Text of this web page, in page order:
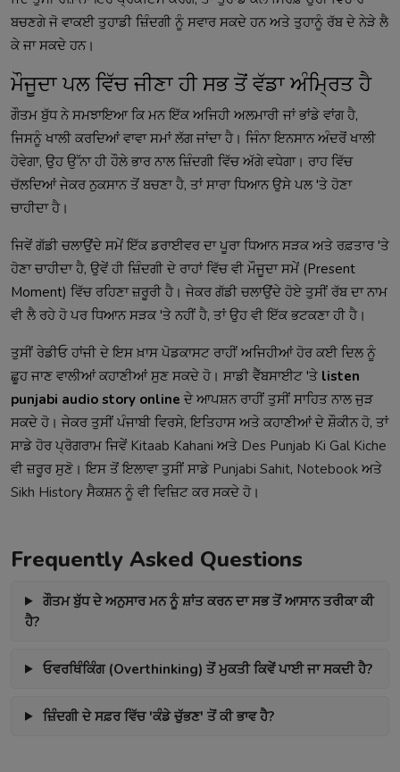
ਬਚਣਗੇ ਜੋ ਵਾਕਈ ਤੁਹਾਡੀ ਜ਼ਿੰਦਗੀ ਨੂੰ ਸਵਾਰ ਸਕਦੇ ਹਨ ਅਤੇ ਤੁਹਾਨੂੰ ਰੱਬ ਦੇ ਨੇੜੇ ਲੈ
ਕੇ ਜਾ ਸਕਦੇ ਹਨ।
ਮੌਜੂਦਾ ਪਲ ਵਿੱਚ ਜੀਣਾ ਹੀ ਸਭ ਤੋਂ ਵੱਡਾ ਅੰਮ੍ਰਿਤ ਹੈ
ਗੌਤਮ ਬੁੱਧ ਨੇ ਸਮਝਾਇਆ ਕਿ ਮਨ ਇੱਕ ਅਜਿਹੀ ਅਲਮਾਰੀ ਜਾਂ ਭਾਂਡੇ ਵਾਂਗ ਹੈ,
ਜਿਸਨੂੰ ਖਾਲੀ ਕਰਦਿਆਂ ਵਾਵਾ ਸਮਾਂ ਲੱਗ ਜਾਂਦਾ ਹੈ। ਜਿੰਨਾ ਇਨਸਾਨ ਅੰਦਰੋਂ ਖਾਲੀ
ਹੋਵੇਗਾ, ਉਹ ਉੱਨਾ ਹੀ ਹੌਲੇ ਭਾਰ ਨਾਲ ਜ਼ਿੰਦਗੀ ਵਿੱਚ ਅੱਗੇ ਵਧੇਗਾ। ਰਾਹ ਵਿੱਚ
ਚੱਲਦਿਆਂ ਜੇਕਰ ਨੁਕਸਾਨ ਤੋਂ ਬਚਣਾ ਹੈ, ਤਾਂ ਸਾਰਾ ਧਿਆਨ ਉਸੇ ਪਲ 'ਤੇ ਹੋਣਾ
ਚਾਹੀਦਾ ਹੈ।
ਜਿਵੇਂ ਗੱਡੀ ਚਲਾਉਂਦੇ ਸਮੇਂ ਇੱਕ ਡਰਾਈਵਰ ਦਾ ਪੂਰਾ ਧਿਆਨ ਸੜਕ ਅਤੇ ਰਫ਼ਤਾਰ 'ਤੇ
ਹੋਣਾ ਚਾਹੀਦਾ ਹੈ, ਉਵੇਂ ਹੀ ਜ਼ਿੰਦਗੀ ਦੇ ਰਾਹਾਂ ਵਿੱਚ ਵੀ ਮੌਜੂਦਾ ਸਮੇਂ (Present
Moment) ਵਿੱਚ ਰਹਿਣਾ ਜ਼ਰੂਰੀ ਹੈ। ਜੇਕਰ ਗੱਡੀ ਚਲਾਉਂਦੇ ਹੋਏ ਤੁਸੀਂ ਰੱਬ ਦਾ ਨਾਮ
ਵੀ ਲੈ ਰਹੇ ਹੋ ਪਰ ਧਿਆਨ ਸੜਕ 'ਤੇ ਨਹੀਂ ਹੈ, ਤਾਂ ਉਹ ਵੀ ਇੱਕ ਭਟਕਣਾ ਹੀ ਹੈ।
ਤੁਸੀਂ ਰੇਡੀਓ ਹਾਂਜੀ ਦੇ ਇਸ ਖ਼ਾਸ ਪੋਡਕਾਸਟ ਰਾਹੀਂ ਅਜਿਹੀਆਂ ਹੋਰ ਕਈ ਦਿਲ ਨੂੰ
ਛੂਹ ਜਾਣ ਵਾਲੀਆਂ ਕਹਾਣੀਆਂ ਸੁਣ ਸਕਦੇ ਹੋ। ਸਾਡੀ ਵੈੱਬਸਾਈਟ 'ਤੇ listen
punjabi audio story online ਦੇ ਆਪਸ਼ਨ ਰਾਹੀਂ ਤੁਸੀਂ ਸਾਹਿਤ ਨਾਲ ਜੁੜ
ਸਕਦੇ ਹੋ। ਜੇਕਰ ਤੁਸੀਂ ਪੰਜਾਬੀ ਵਿਰਸੇ, ਇਤਿਹਾਸ ਅਤੇ ਕਹਾਣੀਆਂ ਦੇ ਸ਼ੌਕੀਨ ਹੋ, ਤਾਂ
ਸਾਡੇ ਹੋਰ ਪ੍ਰੋਗਰਾਮ ਜਿਵੇਂ Kitaab Kahani ਅਤੇ Des Punjab Ki Gal Kiche
ਵੀ ਜ਼ਰੂਰ ਸੁਣੋ। ਇਸ ਤੋਂ ਇਲਾਵਾ ਤੁਸੀਂ ਸਾਡੇ Punjabi Sahit, Notebook ਅਤੇ
Sikh History ਸੈਕਸ਼ਨ ਨੂੰ ਵੀ ਵਿਜ਼ਿਟ ਕਰ ਸਕਦੇ ਹੋ।
Frequently Asked Questions
ਗੌਤਮ ਬੁੱਧ ਦੇ ਅਨੁਸਾਰ ਮਨ ਨੂੰ ਸ਼ਾਂਤ ਕਰਨ ਦਾ ਸਭ ਤੋਂ ਆਸਾਨ ਤਰੀਕਾ ਕੀ
ਹੈ?
ਓਵਰਥਿੰਕਿੰਗ (Overthinking) ਤੋਂ ਮੁਕਤੀ ਕਿਵੇਂ ਪਾਈ ਜਾ ਸਕਦੀ ਹੈ?
ਜ਼ਿੰਦਗੀ ਦੇ ਸਫ਼ਰ ਵਿੱਚ 'ਕੰਡੇ ਚੁੱਭਣ' ਤੋਂ ਕੀ ਭਾਵ ਹੈ?